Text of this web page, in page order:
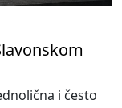
i često